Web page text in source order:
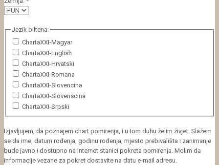
Jezik biltena:
ChartaXXI-Magyar
ChartaXXI-English
ChartaXXI-Hrvatski
ChartaXXI-Romana
ChartaXXI-Slovencina
ChartaXXI-Slovenscina
ChartaXXI-Srpski
Izjavljujem, da poznajem chart pomirenja, i u tom duhu želim živjet. Slažem
se da ime, datum rođenja, godinu rođenja, mjesto prebivališta i zanimanje
bude javno i dostupno na internet stanici pokreta pomirenja. Molim da
informacije vezane za pokret dostavite na datu e-mail adresu.